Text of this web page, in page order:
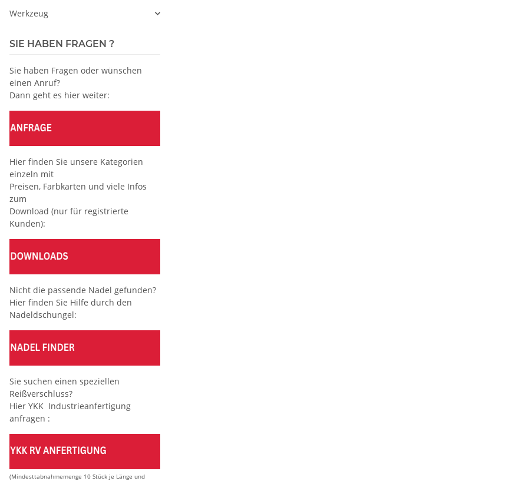
Werkzeug
SIE HABEN FRAGEN ?
Sie haben Fragen oder wünschen
einen Anruf?
Dann geht es hier weiter:
Hier finden Sie unsere Kategorien
einzeln mit
Preisen, Farbkarten und viele Infos
zum
Download (nur für registrierte
Kunden):
Nicht die passende Nadel gefunden?
Hier finden Sie Hilfe durch den
Nadeldschungel:
Sie suchen einen speziellen
Reißverschluss?
Hier YKK Industrieanfertigung
anfragen :
(Mindesttabnahmemenge 10 Stück je Länge und